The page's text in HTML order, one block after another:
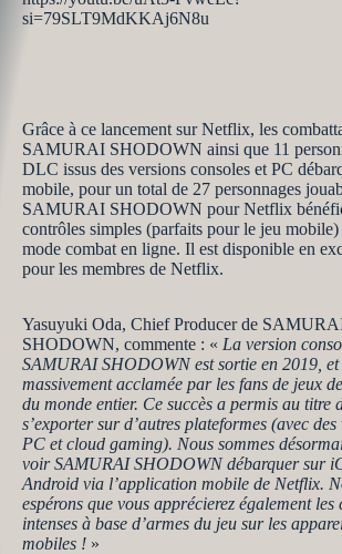
si=79SLT9MdKKAj6N8u
Grâce à ce lancement sur Netflix, les
SAMURAI SHODOWN ainsi que 11
DLC issus des versions consoles et PC
mobile, pour un total de 27 personnages
SAMURAI SHODOWN pour Netflix
contrôles simples (parfaits pour le jeu mobile)
mode combat en ligne. Il est disponible en
pour les membres de Netflix.
Yasuyuki Oda, Chief Producer de
SHODOWN, commente : « La version
SAMURAI SHODOWN est sortie en 2019, et
massivement acclamée par les fans de jeux
du monde entier. Ce succès a permis au titre
s’exporter sur d’autres plateformes (avec des
PC et cloud gaming). Nous sommes
voir SAMURAI SHODOWN débarquer sur
Android via l’application mobile de Netflix.
espérons que vous apprécierez également les
intenses à base d’armes du jeu sur les
mobiles ! »